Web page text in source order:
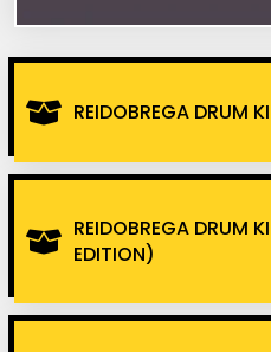
REIDOBREGA DRUM
REIDOBREGA DRUM
EDITION)